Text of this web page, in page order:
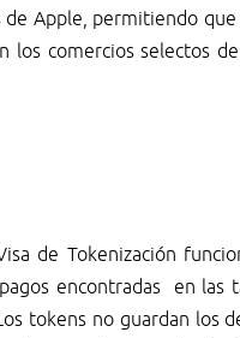
de Apple, permitiendo
los comercios selectos
de Tokenización
encontradas en las
tokens no guardan los